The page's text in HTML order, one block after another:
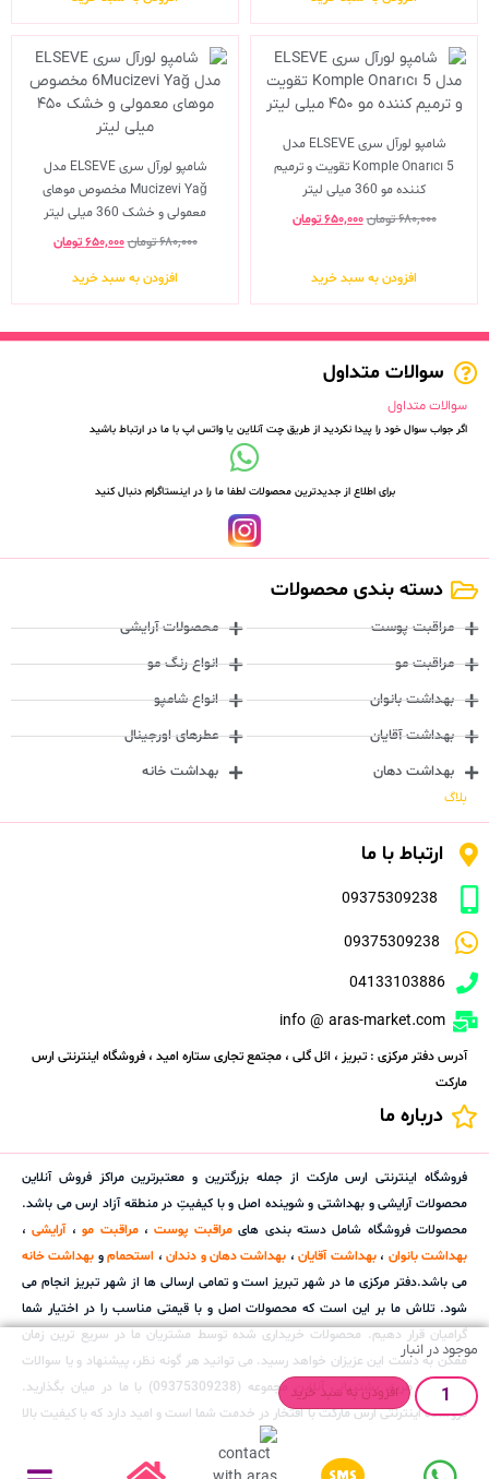
موجود در انبار
افزودن به سبد خرید
شامپو لورآل سری ELSEVE مدل
Komple Onarıcı 5 تقویت و ترمیم
کننده مو 360 میلی لیتر
۶۸۰,۰۰۰تومان۶۵۰,۰۰۰تومان
افزودن به سبد خرید
شامپو لورآل سری ELSEVE مدل
Mucizevi Yağ مخصوص موهای
معمولی و خشک 360 میلی لیتر
۶۸۰,۰۰۰تومان۶۵۰,۰۰۰تومان
افزودن به سبد خرید
سوالات متداول
سوالات متداول
اگر جواب سوال خود را پیدا نکردید از طریق چت آنلاین یا واتس اپ با ما در ارتباط باشید
برای اطلاع از جدیدترین محصولات لطفا ما را در اینستاگرام دنبال کنید
دسته بندی محصولات
مراقبت پوست
مراقبت مو
بهداشت بانوان
بهداشت آقایان
بهداشت دهان
محصولات آرایشی
انواع رنگ مو
انواع شامپو
عطرهای اورجینال
بهداشت خانه
بلاگ
ارتباط با ما
09375309238
09375309238
04133103886
info @ aras-market.com
آدرس دفتر مرکزی : تبریز ، ائل گلی ، مجتمع تجاری ستاره امید ، فروشگاه اینترنتی ارس
مارکت
درباره ما
فروشگاه اینترنتی ارس مارکت از جمله بزرگترین و معتبرترین مراکز فروش آنلاین
محصولات آرایشی و بهداشتی و شوینده اصل و با کیفیتِ در منطقه آزاد ارس می باشد.
محصولات فروشگاه شامل دسته بندی هایمراقبت پوست،مراقبت مو،آرایشی،
بهداشت بانوان ،بهداشت آقایان، بهداشت دهان و دندان، استحمامو بهداشت خانه
می باشد.دفتر مرکزی ما در شهر تبریز است و تمامی ارسالی ها از شهر تبریز انجام می
شود. تلاش ما بر این است که محصولات اصل و با قیمتی مناسب را در اختیار شما
گرامیان قرار دهیم. محصولات خریداری شده توسط مشتریان ما در سریع ترین زمان
ممکن به دست این عزیزان خواهد رسید. می توانید هر گونه نظر، پیشنهاد و یا سوالات
خود را از طریق پشتیبانی آنلاین مجموعه (09375309238) با ما در میان بگذارید.
فروشگاه اینترنتی ارس مارکت با افتخار در خدمت شما است و امید دارد که با کیفیت بالا
و قیمت مناسب و ارسال سریع و پشتیبانی خوب بتواند گامی استوار در جهت
رضایتمندی شما مشتریان گرامی بردارد. همچنین مجموعه ارس مارکت با داشتن تیم